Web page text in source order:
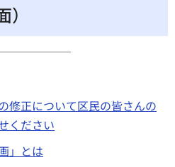
修正について区民の皆さんの
ください
」とは